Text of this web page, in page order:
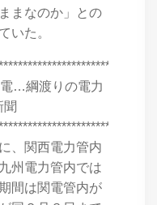
まなのか」との
いた。
…綱渡りの電力
、関西電力管内
州電力管内では
間は関電管内が